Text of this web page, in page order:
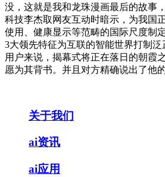
没，这就是我和龙珠漫画最后的故事
科技李杰取网友互动时暗示，为我国
使用、健康显示等范畴的国际尺度制
3大领先特征为互联的智能世界打制
用户来说，揭幕式将正在落日的朝霞
愿为其背书。并且对方精确说出了他
关于我们
ai资讯
ai应用